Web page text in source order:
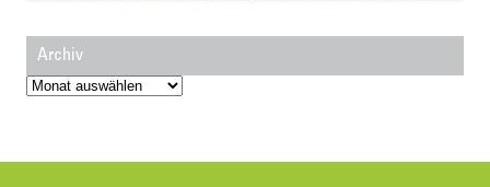
Archiv
Archiv